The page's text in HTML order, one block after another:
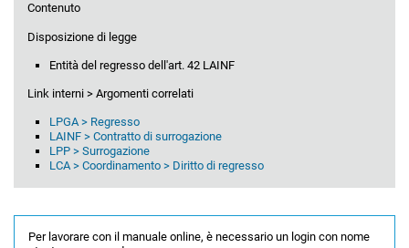
Contenuto
Disposizione di legge
Entità del regresso dell'art. 42 LAINF
Link interni > Argomenti correlati
LPGA > Regresso
LAINF > Contratto di surrogazione
LPP > Surrogazione
LCA > Coordinamento > Diritto di regresso
Per lavorare con il manuale online, è necessario un login con nome